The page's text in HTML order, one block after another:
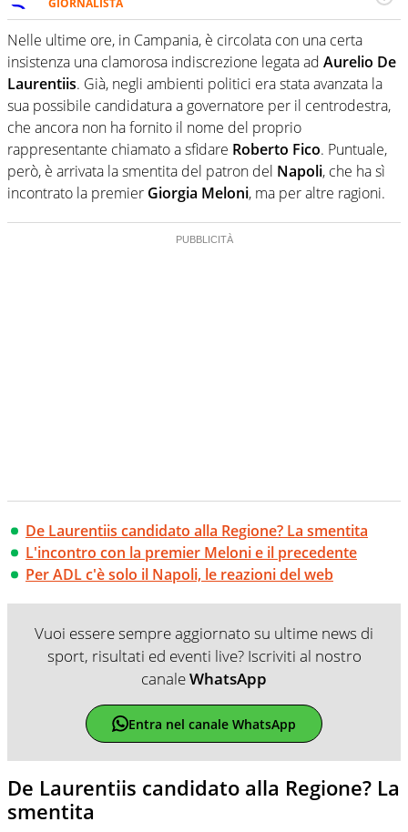
GIORNALISTA
Da vent’anni in campo e sul campo per vivere ogni evento
in tutte le sue sfaccettature. Passione smisurata per il
calcio e per la sfera di cuoio. Il pallone è una cosa
serissima, guai a dirgli di no
Nelle ultime ore, in Campania, è circolata con una certa
insistenza una clamorosa indiscrezione legata ad Aurelio De
Laurentiis. Già, negli ambienti politici era stata avanzata la
sua possibile candidatura a governatore per il centrodestra,
che ancora non ha fornito il nome del proprio
rappresentante chiamato a sfidare Roberto Fico. Puntuale,
però, è arrivata la smentita del patron del Napoli, che ha sì
incontrato la premier Giorgia Meloni, ma per altre ragioni.
De Laurentiis candidato alla Regione? La smentita
L'incontro con la premier Meloni e il precedente
Per ADL c'è solo il Napoli, le reazioni del web
Vuoi essere sempre aggiornato su ultime news di
sport, risultati ed eventi live? Iscriviti al nostro
canaleWhatsApp
Entra nel canale WhatsApp
De Laurentiis candidato alla Regione? La
smentita